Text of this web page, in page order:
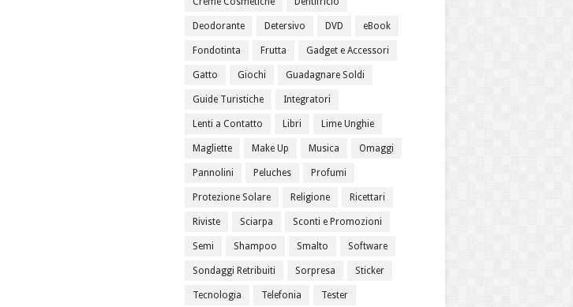
Deodorante Detersivo DVD eBook
Fondotinta Frutta Gadget e Accessori
Gatto Giochi Guadagnare Soldi
Guide Turistiche Integratori
Lenti a Contatto Libri Lime Unghie
Magliette Make Up Musica Omaggi
Pannolini Peluches Profumi
Protezione Solare Religione Ricettari
Riviste Sciarpa Sconti e Promozioni
Semi Shampoo Smalto Software
Sondaggi Retribuiti Sorpresa Sticker
Tecnologia Telefonia Tester